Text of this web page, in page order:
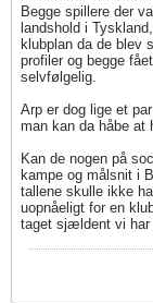
Begge spillere der
landshold i
klubplan da de blev
profiler og begge
selvfølgelig.
Arp er dog lige et
man kan da håbe at
Kan de nogen på
kampe og målsnit i
tallene skulle ikke
uopnåeligt for en
taget sjældent vi har